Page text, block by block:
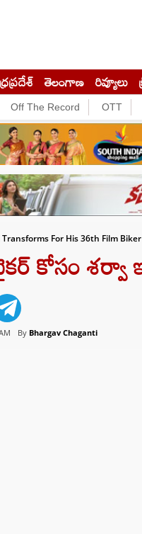
తెలంగాణ రివ్యూలు
Off The Record OTT
For His 36th Film
బైకర్ కోసం
By Bhargav Chaganti